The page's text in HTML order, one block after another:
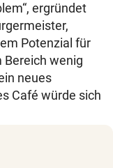
ergründet
Potenzial für
Bereich wenig
neues
Café würde sich